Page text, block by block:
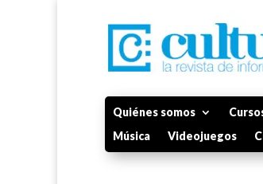
Quiénes somos
Música
Videojuegos